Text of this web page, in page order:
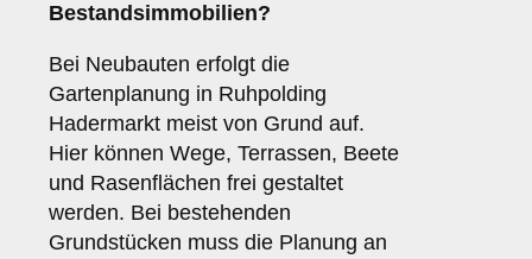
Bestandsimmobilien?
Bei Neubauten erfolgt die
Gartenplanung in Ruhpolding
Hadermarkt meist von Grund auf.
Hier können Wege, Terrassen, Beete
und Rasenflächen frei gestaltet
werden. Bei bestehenden
Grundstücken muss die Planung an